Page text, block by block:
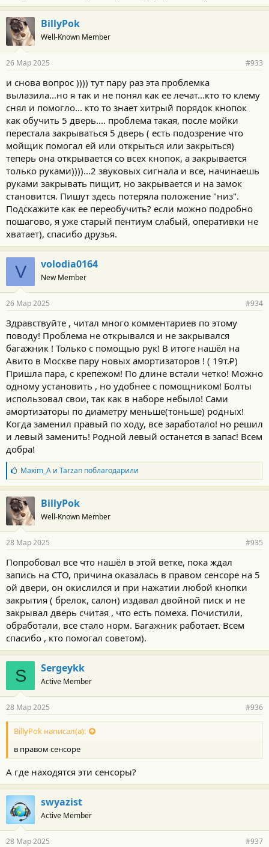
BillyPok
Well-Known Member
26 Мар 2025 #933
и снова вопрос )))) тут пару раз эта проблемка
вылазила...но я так и не понял как ее лечат...кто то клему
снял и помогло... кто то знает хитрый порядок кнопок
как обучить 5 дверь.... проблема такая, после мойки
перестала закрываться 5 дверь ( есть подозрение что
мойщик помогал ей или открыться или закрыться)
теперь она открывается со всех кнопок, а закрывается
только руками))))...2 звуковых сигнала и все, начинаешь
руками закрывать пищит, но закрывается и на замок
становится. Пишут здесь потеряла положение "низ".
Подскажите как ее переобучить? если можно подробно
пошагово, я уже старый пентиум слабый, оперативки не
хватает), спасибо друзья.
V volodia0164
New Member
26 Мар 2025 #934
Здравствуйте , читал много комментариев по этому
поводу! Проблема не открывался и не закрывался
багажник ! Только с помощью рук! В итоге нашёл на
Авито в Москве пару новых амортизаторов ! ( 19т.₽)
Пришла пара, с крепежом! По длине встали четко! Можно
одному установить , но удобнее с помощником! Болты
использовал свои, так как в наборе небыло! Сами
амортизаторы по диаметру меньше(тоньше) родных!
Когда заменил правый по ходу, все заработало! но решил
и левый заменить! Родной левый останется в запас! Всем
добра!
Б
л
а
г
о
д
а
н
с
т
и
:
Maxim_Aи Tarzanпоблагодарили
BillyPok
Well-Known Member
28 Мар 2025 #935
Попробовал все что нашёл в этой ветке, пока ждал
запись на СТО, причина оказалась в правом сенсоре на 5
ой двери, он окислился и при нажатии любой кнопки
закрытия ( брелок, салон) издавал двойной писк и не
закрывал дверь считая , что есть помеха. Почистили,
обработали, все стало норм. Багажник работает. Всем
спасибо , кто помогал советом).
S Sergeykk
Active Member
28 Мар 2025 #936
BillyPok написал(а):
в правом сенсоре
А где находятся эти сенсоры?
swyazist
Active Member
28 Мар 2025 #937